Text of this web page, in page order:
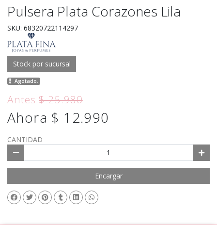
Pulsera Plata Corazones Lila
SKU: 68320722114297
Stock por sucursal
Agotado.
Antes$ 25.980
Ahora $ 12.990
CANTIDAD
Encargar